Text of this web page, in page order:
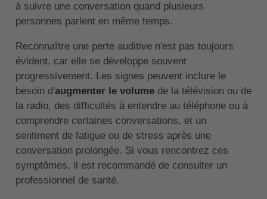
à suivre une conversation quand plusieurs
personnes parlent en même temps.
Reconnaître une perte auditive n'est pas toujours
évident, car elle se développe souvent
progressivement. Les signes peuvent inclure le
besoin d'augmenter le volumede la télévision ou de
la radio, des difficultés à entendre au téléphone ou à
comprendre certaines conversations, et un
sentiment de fatigue ou de stress après une
conversation prolongée. Si vous rencontrez ces
symptômes, il est recommandé de consulter un
professionnel de santé.